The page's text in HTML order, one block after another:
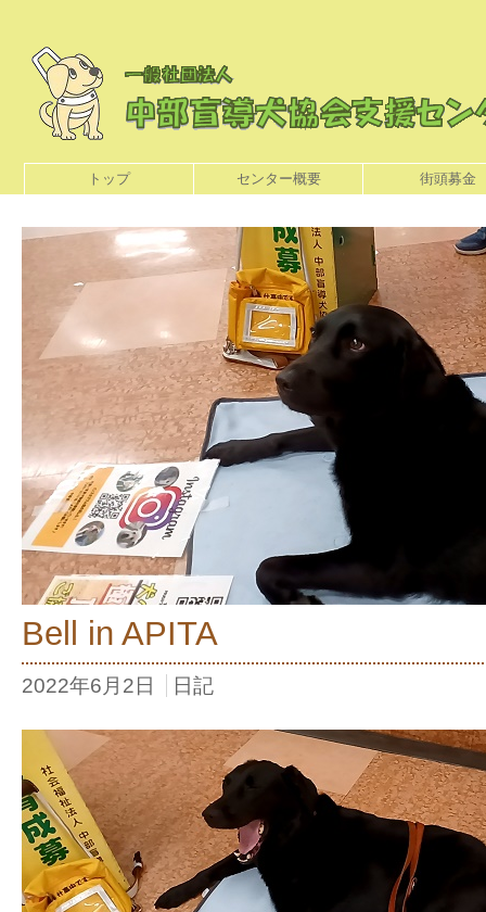
トップ センター概要 街頭募金
Bell in APITA
2022年6月2日 日記